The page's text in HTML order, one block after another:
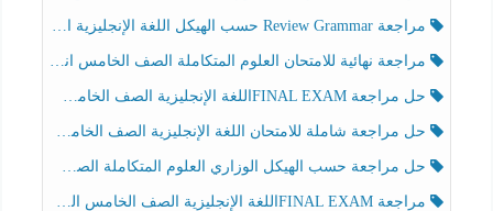
مراجعة Review Grammar حسب الهيكل اللغة الإنجليزية الصف الخامس الفصل الثالث
مراجعة نهائية للامتحان العلوم المتكاملة الصف الخامس انسبير الفصل الثالث
حل مراجعة FINAL EXAMاللغة الإنجليزية الصف الخامس الفصل الثالث
حل مراجعة شاملة للامتحان اللغة الإنجليزية الصف الخامس الفصل الثالث
حل مراجعة حسب الهيكل الوزاري العلوم المتكاملة الصف الخامس عام الفصل الثالث
مراجعة FINAL EXAMاللغة الإنجليزية الصف الخامس الفصل الثالث